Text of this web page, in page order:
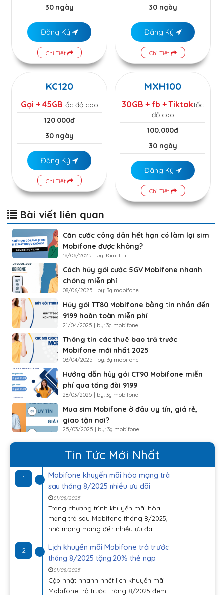
30 ngày
Đăng Ký
Chi Tiết
30 ngày
Đăng Ký
Chi Tiết
KC120
Gọi + 45GBtốc độ cao
120.000đ
30 ngày
Đăng Ký
Chi Tiết
MXH100
30GB + fb + Tiktoktốc
độ cao
100.000đ
30 ngày
Đăng Ký
Chi Tiết
Bài viết liên quan
Căn cước công dân hết hạn có làm lại sim
Mobifone được không?
18/06/2025 | by: Kim Thi
Cách hủy gói cước 5GV Mobifone nhanh
chóng miễn phí
08/06/2025 | by: 3g mobifone
Hủy gói TT80 Mobifone bằng tin nhắn đến
9199 hoàn toàn miễn phí
21/04/2025 | by: 3g mobifone
Thông tin các thuê bao trả trước
Mobifone mới nhất 2025
03/04/2025 | by: 3g mobifone
Hướng dẫn hủy gói CT90 Mobifone miễn
phí qua tổng đài 9199
28/03/2025 | by: 3g mobifone
Mua sim Mobifone ở đâu uy tín, giá rẻ,
giao tận nơi?
25/03/2025 | by: 3g mobifone
Tin Tức Mới Nhất
1
Mobifone khuyến mãi hòa mạng trả
sau tháng 8/2025 nhiều ưu đãi
01/08/2025
Trong chương trình khuyến mãi hòa
mạng trả sau Mobifone tháng 8/2025,
nhà mạng mang đến nhiều ưu đãi...
2
Lịch khuyến mãi Mobifone trả trước
tháng 8/2025 tặng 20% thẻ nạp
01/08/2025
Cập nhật nhanh nhất lịch khuyến mãi
Mobifone trả trước tháng 8/2025 đem